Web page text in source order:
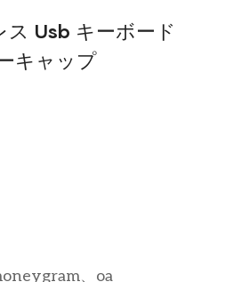
Usb キーボード
キャップ
、oa